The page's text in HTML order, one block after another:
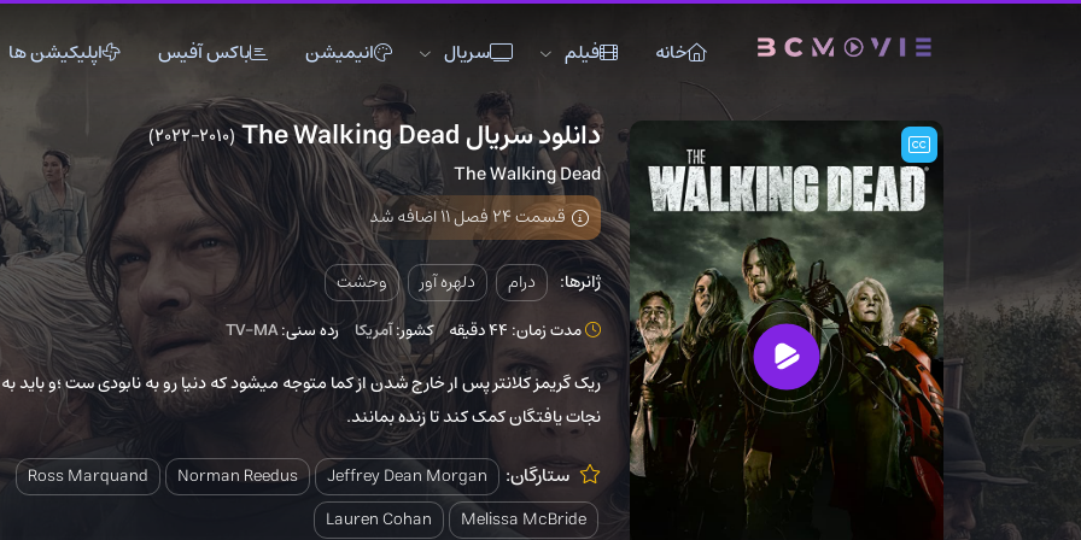
خانه فیلم
اکشن
تاریخی
دلهره آور
ماجراجویی
موزیک
سریال
اکشن
تاریخی
جنگی
دلهره آور
فانتزی
ماجراجویی
موزیک
ورزشی
انیمیشن باکس آفیس اپلیکیشن ها
دانلود سریال The Walking Dead (2010–2022)
The Walking Dead
قسمت 24 فصل 11 اضافه شد
ژانرها: درام دلهره آور وحشت
مدت زمان: 44 دقیقه کشور:آمریکا رده سنی:TV-MA
ریک گریمز کلانتر پس ار خارج شدن از کما متوجه میشود که دنیا رو به نابودی ست ؛و باید به
نجات یافتگان کمک کند تا زنده بمانند.
ستارگان: Jeffrey Dean Morgan
Norman Reedus
Ross Marquand
Melissa McBride
Lauren Cohan